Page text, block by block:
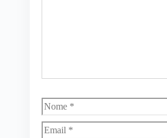
Nome